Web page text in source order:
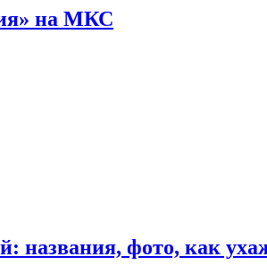
на МКС
названия, фото, как